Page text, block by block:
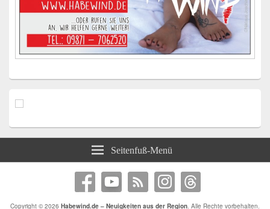
Seitenfuß-Menü
Copyright © 2026 Habewind.de – Neuigkeiten aus der Region. Alle Rechte vorbehalten.